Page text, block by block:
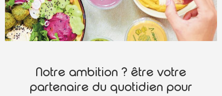
Notre ambition ? être votre
partenaire du quotidien pour